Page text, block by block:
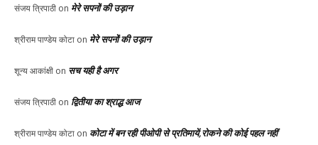
संजय त्रिपाठी on मेरे सपनों की उड़ान
श्रीराम पाण्डेय कोटा on मेरे सपनों की उड़ान
शून्य आकांक्षी on सच यही है अगर
संजय त्रिपाठी on द्वितीया का श्राद्ध आज
श्रीराम पाण्डेय कोटा on कोटा में बन रही पीओपी से प्रतिमायें,रोकने की कोई पहल नहीं